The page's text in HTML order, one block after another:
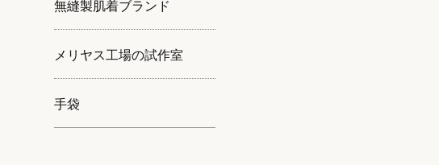
無縫製肌着ブランド
メリヤス工場の試作室
手袋